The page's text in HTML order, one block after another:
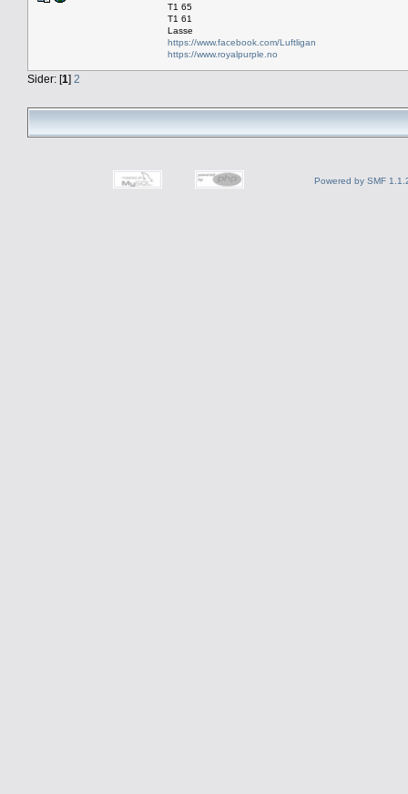
T1 65
T1 61
Lasse
https://www.facebook.com/Luftligan
https://www.royalpurple.no
Sider: [1] 2
Powered by SMF